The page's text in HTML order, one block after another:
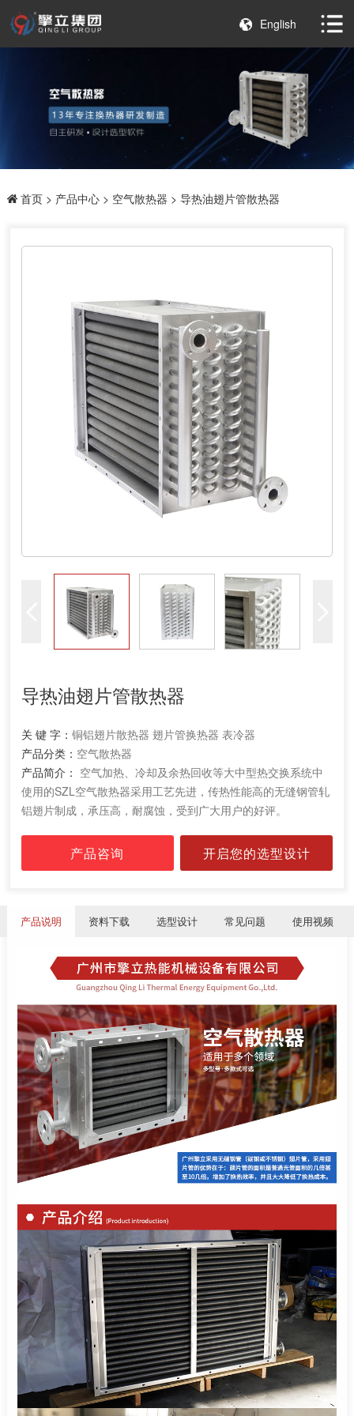
English
首页> 产品中心> 空气散热器 > 导热油翅片管散热器
导热油翅片管散热器
关 键 字： 铜铝翅片散热器 翅片管换热器 表冷器
产品分类： 空气散热器
产品简介： 空气加热、冷却及余热回收等大中型热交换系统中
使用的SZL空气散热器采用工艺先进，传热性能高的无缝钢管轧
铝翅片制成，承压高，耐腐蚀，受到广大用户的好评。
产品咨询 开启您的选型设计
产品说明 资料下载 选型设计 常见问题 使用视频